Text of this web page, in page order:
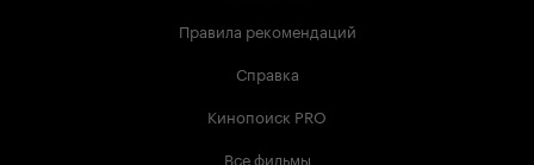
Правила рекомендаций
Справка
Кинопоиск PRO
Все фильмы